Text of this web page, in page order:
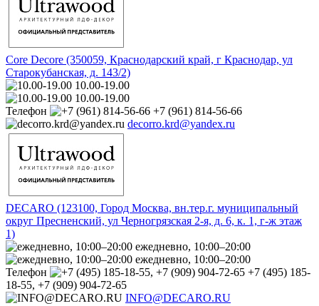
Core Decore (350059, Краснодарский край, г Краснодар, ул
Старокубанская, д. 143/2)
10.00-19.00
10.00-19.00
Телефон
+7 (961) 814-56-66
decorro.krd@yandex.ru
DECARO (123100, Город Москва, вн.тер.г. муниципальный
округ Пресненский, ул Черногрязская 2-я, д. 6, к. 1, г-ж этаж
1)
ежедневно, 10:00–20:00
ежедневно, 10:00–20:00
Телефон
+7 (495) 185-
18-55, +7 (909) 904-72-65
INFO@DECARO.RU